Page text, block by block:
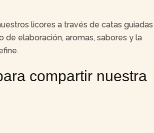
licores a través de catas guiadas
de elaboración, aromas, sabores y la
compartir nuestra